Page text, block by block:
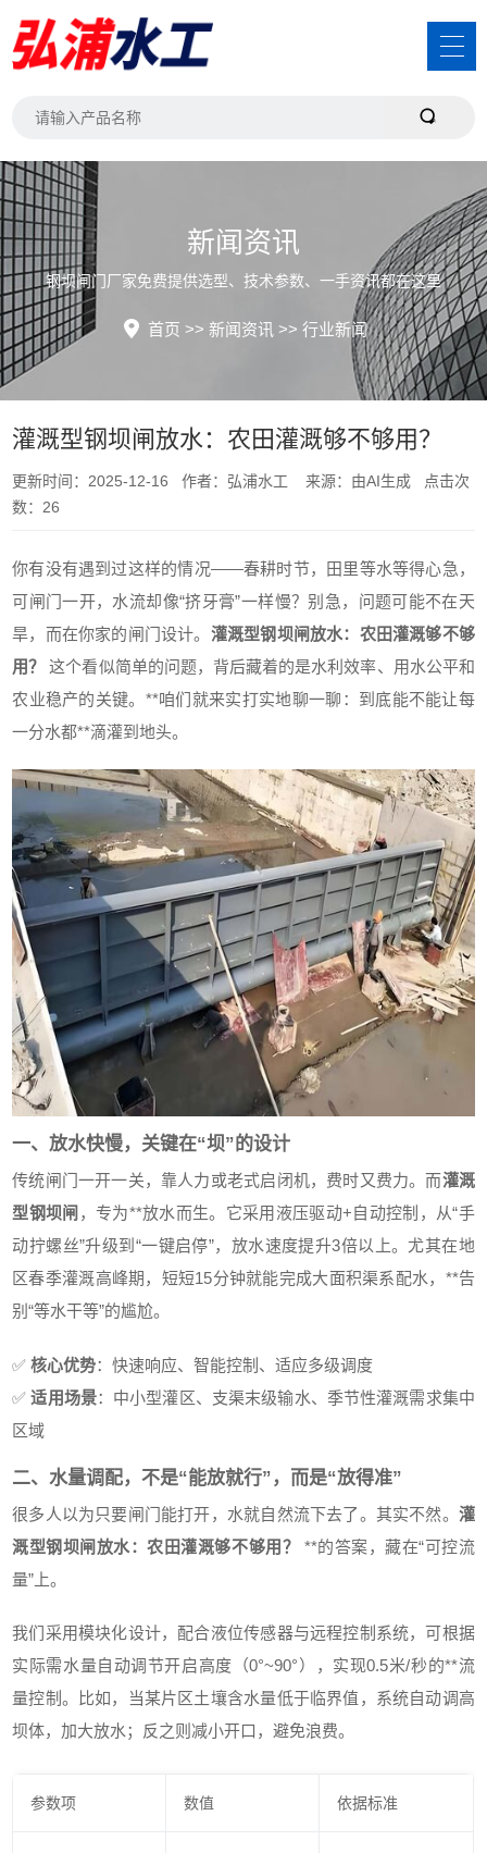
新闻资讯
钢坝闸门厂家免费提供选型、技术参数、一手资讯都在这里
首页 >> 新闻资讯 >> 行业新闻
灌溉型钢坝闸放水：农田灌溉够不够用？
更新时间：2025-12-16 作者：弘浦水工 来源：由AI生成 点击次
数：26
你有没有遇到过这样的情况——春耕时节，田里等水等得心急，
可闸门一开，水流却像“挤牙膏”一样慢？别急，问题可能不在天
旱，而在你家的闸门设计。 灌溉型钢坝闸放水：农田灌溉够不够
用？
这个看似简单的问题，背后藏着的是水利效率、用水公平和
农业稳产的关键。**咱们就来实打实地聊一聊：到底能不能让每
一分水都**滴灌到地头。
一、放水快慢，关键在“坝”的设计
传统闸门一开一关，靠人力或老式启闭机，费时又费力。而灌溉
型钢坝闸 ，专为**放水而生。它采用液压驱动+自动控制，从“手
动拧螺丝”升级到“一键启停”，放水速度提升3倍以上。尤其在地
区春季灌溉高峰期，短短15分钟就能完成大面积渠系配水，**告
别“等水干等”的尴尬。
✅核心优势：快速响应、智能控制、适应多级调度
✅适用场景：中小型灌区、支渠末级输水、季节性灌溉需求集中
区域
二、水量调配，不是“能放就行”，而是“放得准”
很多人以为只要闸门能打开，水就自然流下去了。其实不然。 灌
溉型钢坝闸放水：农田灌溉够不够用？
**的答案，藏在“可控流
量”上。
我们采用模块化设计，配合液位传感器与远程控制系统，可根据
实际需水量自动调节开启高度（0°~90°），实现0.5米/秒的**流
量控制。比如，当某片区土壤含水量低于临界值，系统自动调高
坝体，加大放水；反之则减小开口，避免浪费。
参数项 数值 依据标准